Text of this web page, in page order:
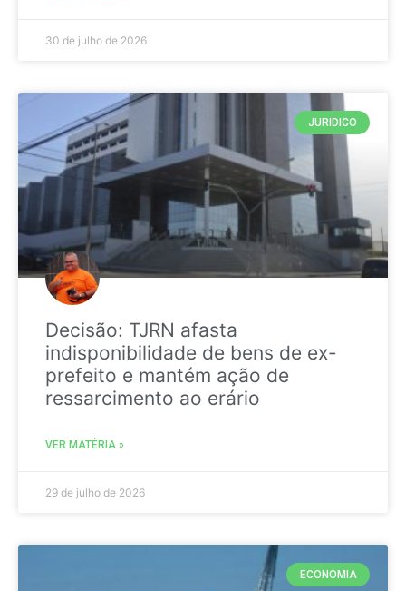
30 de julho de 2026
JURIDICO
Decisão: TJRN afasta
indisponibilidade de bens de ex-
prefeito e mantém ação de
ressarcimento ao erário
VER MATÉRIA »
29 de julho de 2026
ECONOMIA